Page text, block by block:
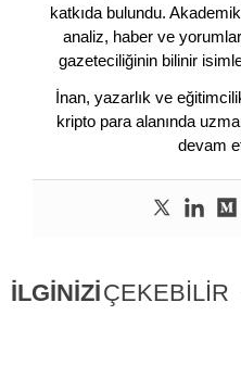
katkıda bulundu.
analiz, haber ve
gazeteciliğinin bilinir
İnan, yazarlık ve
kripto para alanında
devam
İLGİNİZİÇEKEBİLİR